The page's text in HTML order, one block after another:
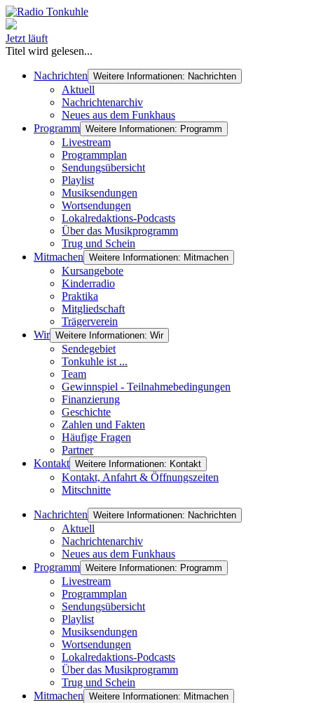
Jetzt läuft
Titel wird gelesen...
Nachrichten Weitere Informationen: Nachrichten
Aktuell
Nachrichtenarchiv
Neues aus dem Funkhaus
Programm Weitere Informationen: Programm
Livestream
Programmplan
Sendungsübersicht
Playlist
Musiksendungen
Wortsendungen
Lokalredaktions-Podcasts
Über das Musikprogramm
Trug und Schein
Mitmachen Weitere Informationen: Mitmachen
Kursangebote
Kinderradio
Praktika
Mitgliedschaft
Trägerverein
Wir Weitere Informationen: Wir
Sendegebiet
Tonkuhle ist ...
Team
Gewinnspiel - Teilnahmebedingungen
Finanzierung
Geschichte
Zahlen und Fakten
Häufige Fragen
Partner
Kontakt Weitere Informationen: Kontakt
Kontakt, Anfahrt & Öffnungszeiten
Mitschnitte
Nachrichten Weitere Informationen: Nachrichten
Aktuell
Nachrichtenarchiv
Neues aus dem Funkhaus
Programm Weitere Informationen: Programm
Livestream
Programmplan
Sendungsübersicht
Playlist
Musiksendungen
Wortsendungen
Lokalredaktions-Podcasts
Über das Musikprogramm
Trug und Schein
Mitmachen Weitere Informationen: Mitmachen